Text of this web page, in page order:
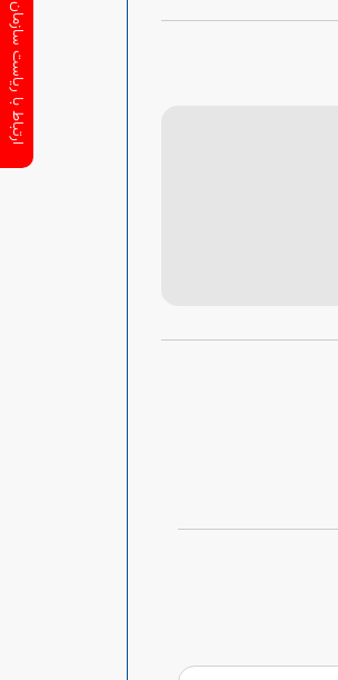
ارتباط با ریاست سازمان